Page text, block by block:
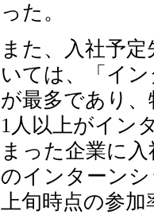
った。
また、入社予
いては、「イ
が最多であり
1人以上がイン
まった企業に
のインターン
上旬時点の参